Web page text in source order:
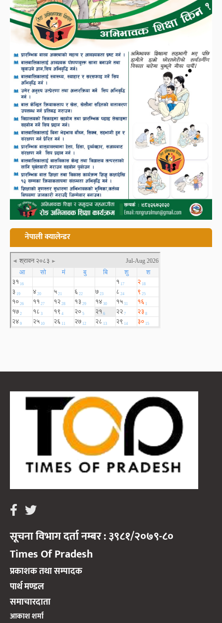
नेपाली क्यालेन्डर
सूचना विभाग दर्ता नम्बर : ३९८१/२०७९-८०
Times Of Pradesh
प्रकाशक तथा सम्पादक
पार्थ मण्डल
समाचारदाता
आकाश शर्मा